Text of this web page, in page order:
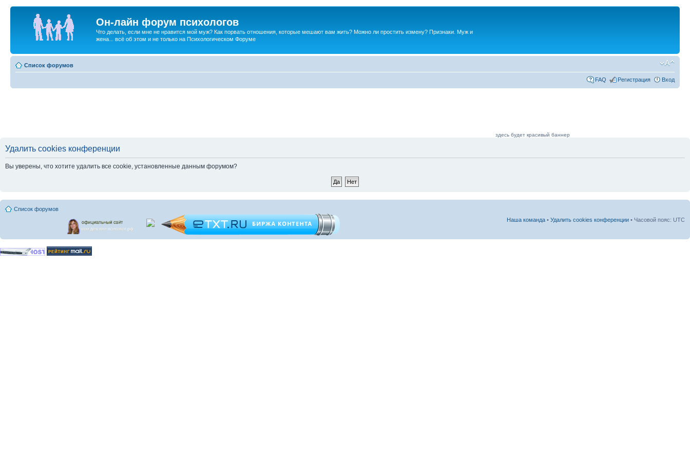
Он-лайн форум психологов
Что делать, если мне не нравится мой муж? Как порвать отношения, которые мешают вам жить? Можно ли простить измену? Признаки. Муж и
жена... всё об этом и не только на Психологическом Форуме
Список форумов
FAQ Регистрация Вход
здесь будет красивый баннер
Удалить cookies конференции
Вы уверены, что хотите удалить все cookie, установленные данным форумом?
Список форумов
Наша команда • Удалить cookies конференции • Часовой пояс: UTC